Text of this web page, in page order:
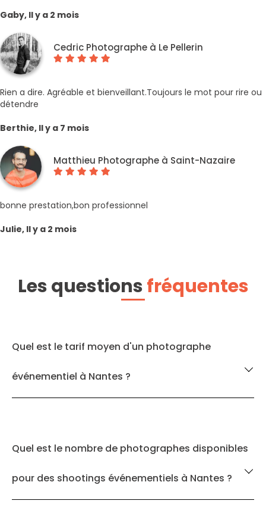
Gaby, Il y a 2 mois
Cedric Photographe à Le Pellerin
Rien a dire. Agréable et bienveillant.Toujours le mot pour rire ou
détendre
Berthie, Il y a 7 mois
Matthieu Photographe à Saint-Nazaire
bonne prestation,bon professionnel
Julie, Il y a 2 mois
Les questionsfréquentes
Quel est le tarif moyen d'un photographe
événementiel à Nantes ?
Quel est le nombre de photographes disponibles
pour des shootings événementiels à Nantes ?